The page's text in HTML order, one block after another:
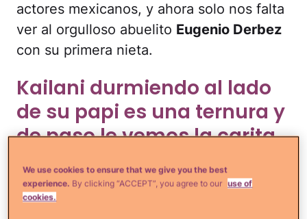
actores mexicanos, y ahora solo nos falta
ver al orgulloso abuelito Eugenio Derbez
con su primera nieta.
Kailani durmiendo al lado
de su papi es una ternura y
de paso le vemos la carita.
We use cookies to ensure that we give you the best
experience. By clicking “ACCEPT”, you agree to our use of
cookies.